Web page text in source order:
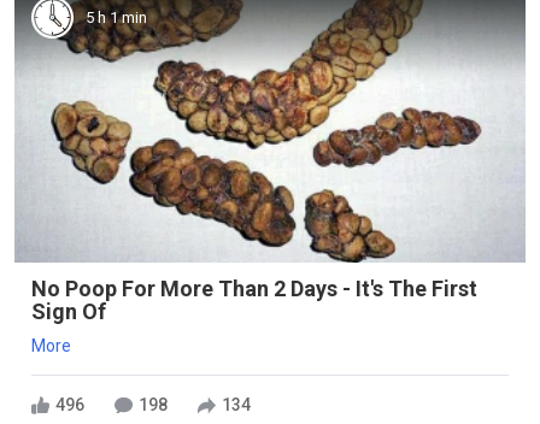
5 h 1 min
No Poop For More Than 2 Days - It's The First
Sign Of
More
496 198 134